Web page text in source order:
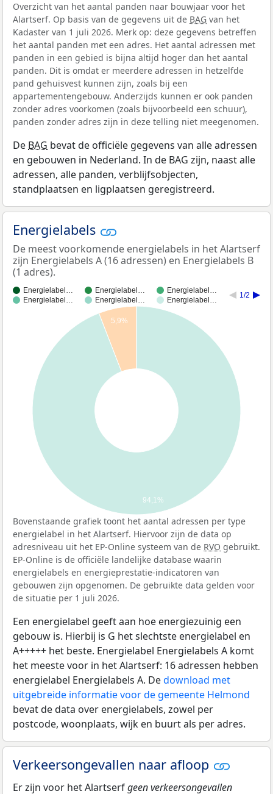
Overzicht van het aantal panden naar bouwjaar voor het
Alartserf. Op basis van de gegevens uit de BAG van het
Kadaster van 1 juli 2026. Merk op: deze gegevens betreffen
het aantal panden met een adres. Het aantal adressen met
panden in een gebied is bijna altijd hoger dan het aantal
panden. Dit is omdat er meerdere adressen in hetzelfde
pand gehuisvest kunnen zijn, zoals bij een
appartementengebouw. Anderzijds kunnen er ook panden
zonder adres voorkomen (zoals bijvoorbeeld een schuur),
panden zonder adres zijn in deze telling niet meegenomen.
De BAG bevat de officiële gegevens van alle adressen
en gebouwen in Nederland. In de BAG zijn, naast alle
adressen, alle panden, verblijfsobjecten,
standplaatsen en ligplaatsen geregistreerd.
Energielabels
De meest voorkomende energielabels in het Alartserf
zijn Energielabels A (16 adressen) en Energielabels B
(1 adres).
Energielabel… Energielabel…
Energielabel…
Energielabel…
Energielabel… Energielabel…
1/2
5,9%
94,1%
Bovenstaande grafiek toont het aantal adressen per type
energielabel in het Alartserf. Hiervoor zijn de data op
adresniveau uit het EP-Online systeem van de RVO gebruikt.
EP-Online is de officiële landelijke database waarin
energielabels en energieprestatie-indicatoren van
gebouwen zijn opgenomen. De gebruikte data gelden voor
de situatie per 1 juli 2026.
Een energielabel geeft aan hoe energiezuinig een
gebouw is. Hierbij is G het slechtste energielabel en
A+++++ het beste. Energielabel Energielabels A komt
het meeste voor in het Alartserf: 16 adressen hebben
energielabel Energielabels A. Dedownload met
uitgebreide informatie voor de gemeente Helmond
bevat de data over energielabels, zowel per
postcode, woonplaats, wijk en buurt als per adres.
Verkeersongevallen naar afloop
Er zijn voor het Alartserfgeen verkeersongevallen